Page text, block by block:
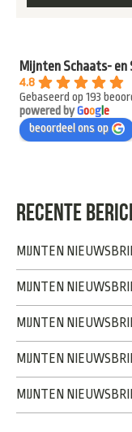
Mijnten Schaats-
4.8
Gebaseerd op 193
powered byGooge
beoordeel ons op
RECENTE
MIJNTEN
MIJNTEN
MIJNTEN
MIJNTEN
MIJNTEN